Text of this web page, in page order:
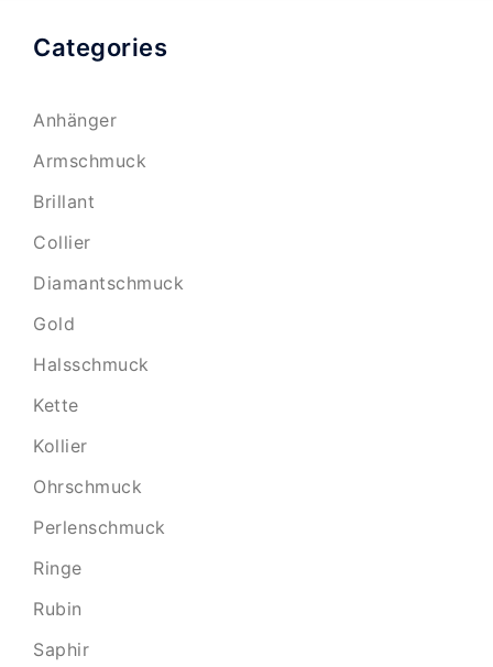
Categories
Anhänger
Armschmuck
Brillant
Collier
Diamantschmuck
Gold
Halsschmuck
Kette
Kollier
Ohrschmuck
Perlenschmuck
Ringe
Rubin
Saphir